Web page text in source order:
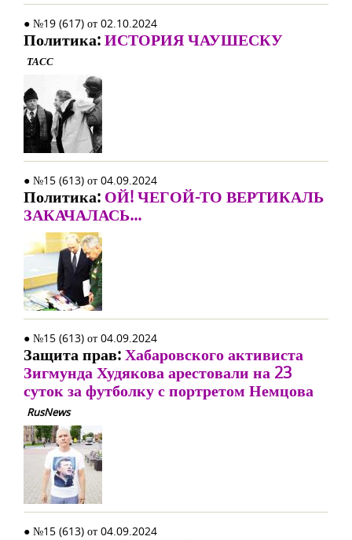
● №19 (617) от 02.10.2024
Политика:ИСТОРИЯ ЧАУШЕСКУ
ТАСС
● №15 (613) от 04.09.2024
Политика: ОЙ! ЧЕГОЙ-ТО ВЕРТИКАЛЬ
ЗАКАЧАЛАСЬ...
● №15 (613) от 04.09.2024
Защита прав:Хабаровского активиста
Зигмунда Худякова арестовали на 23
суток за футболку с портретом Немцова
RusNews
● №15 (613) от 04.09.2024